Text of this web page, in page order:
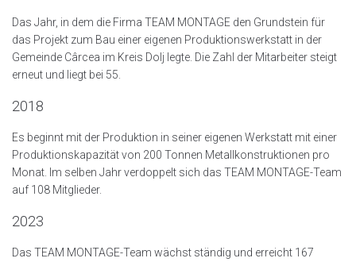
Das Jahr, in dem die Firma TEAM MONTAGE den Grundstein für
das Projekt zum Bau einer eigenen Produktionswerkstatt in der
Gemeinde Cârcea im Kreis Dolj legte. Die Zahl der Mitarbeiter steigt
erneut und liegt bei 55.
2018
Es beginnt mit der Produktion in seiner eigenen Werkstatt mit einer
Produktionskapazität von 200 Tonnen Metallkonstruktionen pro
Monat. Im selben Jahr verdoppelt sich das TEAM MONTAGE-Team
auf 108 Mitglieder.
2023
Das TEAM MONTAGE-Team wächst ständig und erreicht 167